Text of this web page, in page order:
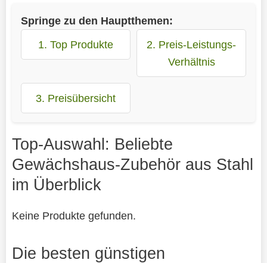
Springe zu den Hauptthemen:
1. Top Produkte
2. Preis-Leistungs-
Verhältnis
3. Preisübersicht
Top-Auswahl: Beliebte
Gewächshaus-Zubehör aus Stahl
im Überblick
Keine Produkte gefunden.
Die besten günstigen